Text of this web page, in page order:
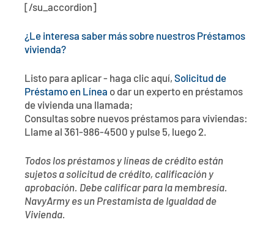
[/su_accordion]
¿Le interesa saber más sobre nuestros Préstamos
vivienda?
Listo para aplicar - haga clic aquí, Solicitud de
Préstamo en Línea o dar un experto en préstamos
de vivienda una llamada;
Consultas sobre nuevos préstamos para viviendas:
Llame al 361-986-4500 y pulse 5, luego 2.
Todos los préstamos y líneas de crédito están
sujetos a solicitud de crédito, calificación y
aprobación. Debe calificar para la membresía.
NavyArmy es un Prestamista de Igualdad de
Vivienda.